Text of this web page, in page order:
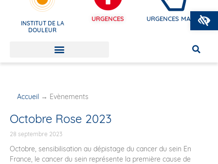
INSTITUT DE LA
DOULEUR
URGENCES URGENCES MAINS
Accueil → Evènements
Octobre Rose 2023
28 septembre 2023
Octobre, sensibilisation au dépistage du cancer du sein En
France, le cancer du sein représente la première cause de